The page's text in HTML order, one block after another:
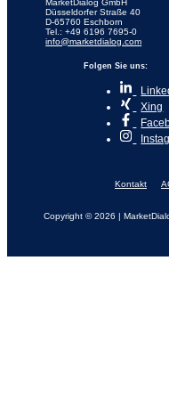
Düsseldorfer Straße 40
D-65760 Eschborn
Tel.: +49 6196 7695-0
info@marketdialog.com
Folgen Sie uns:
Xing
Kontakt
Copyright © 2026 |